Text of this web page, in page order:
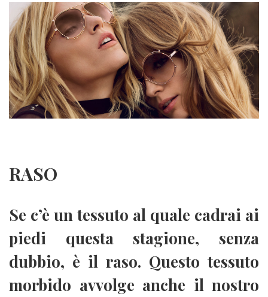
RASO
Se c’è un tessuto al quale cadrai ai
piedi questa stagione, senza
dubbio, è il raso. Questo tessuto
morbido avvolge anche il nostro